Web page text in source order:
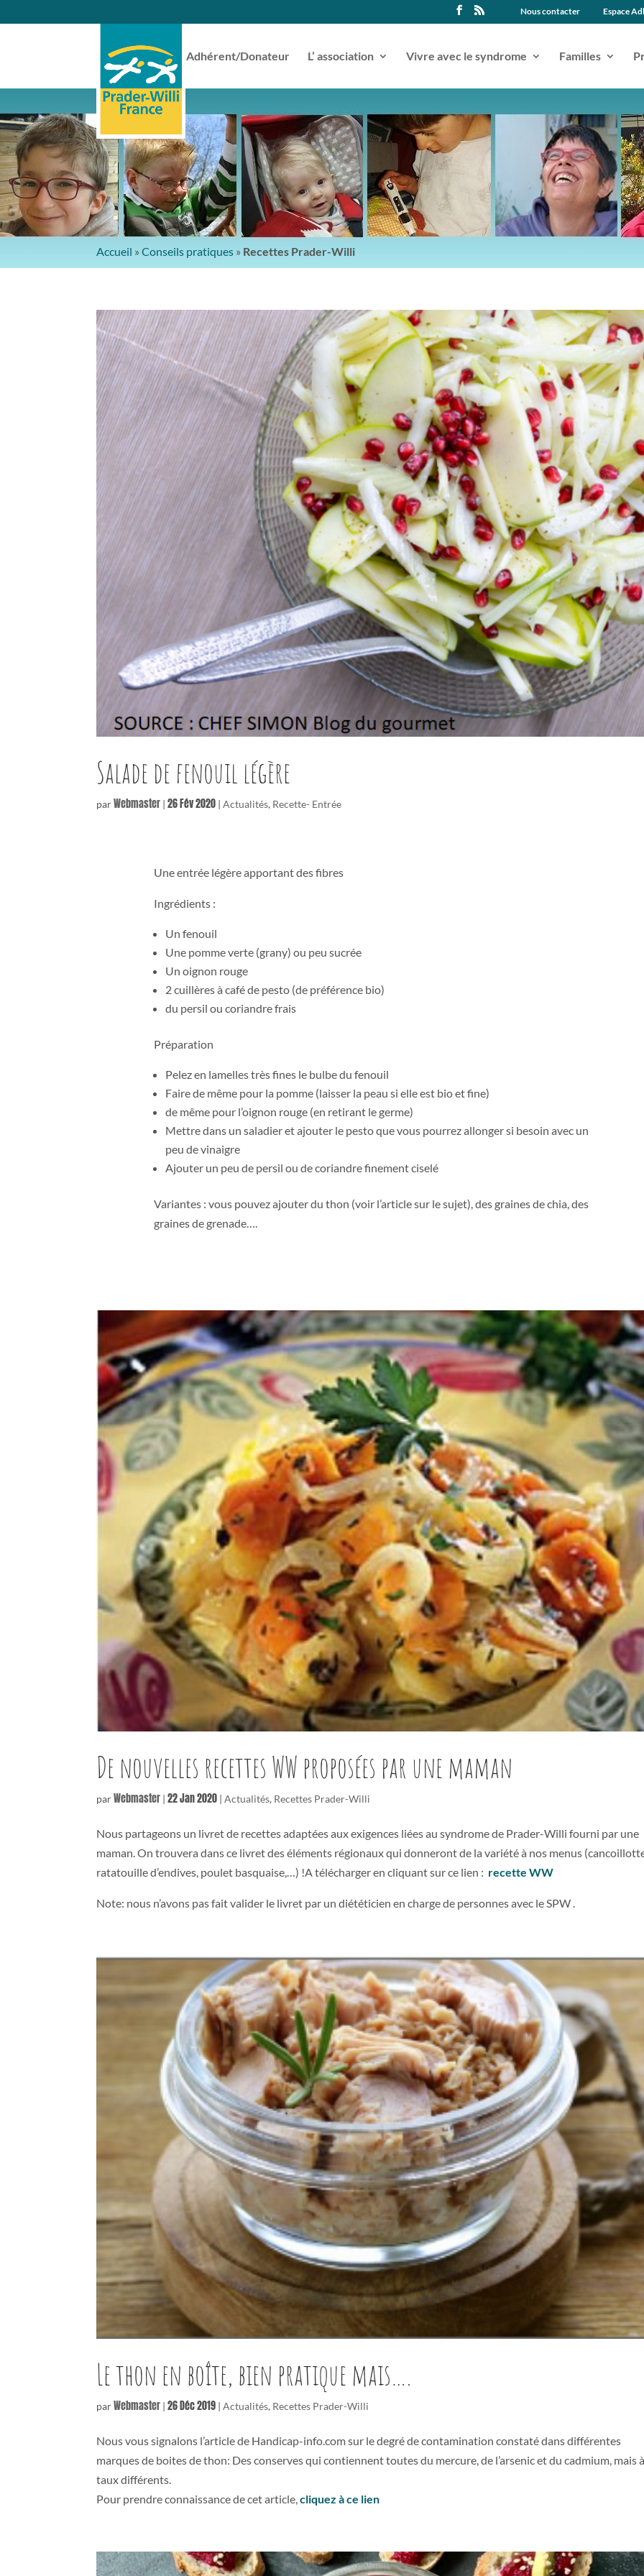
Nous contacter Espace
Adhérent/Donateur L’ association Vivre avec le syndrome Familles
Accueil »Conseils pratiques » Recettes Prader-Willi
Salade de fenouil légère
parWebmaster |26 Fév 2020 |Actualités, Recette- Entrée
Une entrée légère apportant des fibres
Ingrédients :
Un fenouil
Une pomme verte (grany) ou peu sucrée
Un oignon rouge
2 cuillères à café de pesto (de préférence bio)
du persil ou coriandre frais
Préparation
Pelez en lamelles très fines le bulbe du fenouil
Faire de même pour la pomme (laisser la peau si elle est bio et fine)
de même pour l’oignon rouge (en retirant le germe)
Mettre dans un saladier et ajouter le pesto que vous pourrez allonger si besoin avec un
peu de vinaigre
Ajouter un peu de persil ou de coriandre finement ciselé
Variantes : vous pouvez ajouter du thon (voir l’article sur le sujet), des graines de chia, des
graines de grenade….
De nouvelles recettes WW proposées par une maman
parWebmaster |22 Jan 2020 |Actualités, Recettes Prader-Willi
Nous partageons un livret de recettes adaptées aux exigences liées au syndrome de Prader-Willi fourni par une
maman. On trouvera dans ce livret des éléments régionaux qui donneront de la variété à nos menus
ratatouille d’endives, poulet basquaise,…) !A télécharger en cliquant sur ce lien : recette WW
Note: nous n’avons pas fait valider le livret par un diététicien en charge de personnes avec le SPW .
Le thon en boîte, bien pratique mais….
parWebmaster |26 Déc 2019 |Actualités, Recettes Prader-Willi
Nous vous signalons l’article de Handicap-info.com sur le degré de contamination constaté dans différentes
marques de boites de thon: Des conserves qui contiennent toutes du mercure, de l’arsenic et du cadmium, mais
taux différents.
Pour prendre connaissance de cet article,cliquez à ce lien